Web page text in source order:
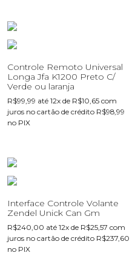
Controle Remoto Universal
Longa Jfa K1200 Preto C/
Verde ou laranja
R$99,99 até 12x de R$10,65 com
juros no cartão de crédito R$98,99
no PIX
Interface Controle Volante
Zendel Unick Can Gm
R$240,00 até 12x de R$25,57 com
juros no cartão de crédito R$237,60
no PIX